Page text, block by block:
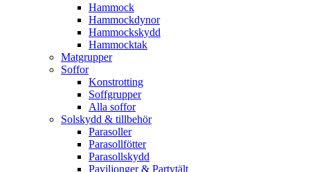
Hammock
Hammockdynor
Hammockskydd
Hammocktak
Matgrupper
Soffor
Konstrotting
Soffgrupper
Alla soffor
Solskydd & tillbehör
Parasoller
Parasollfötter
Parasollskydd
Paviljonger & Partytält